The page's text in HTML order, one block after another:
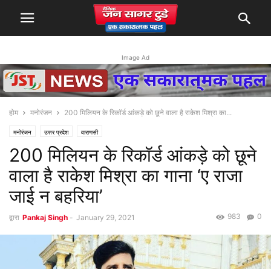
Image Ad
होम मनोरंजन 200 मिलियन के रिकॉर्ड आंकड़े को छूने वाला है राकेश मिश्रा का...
मनोरंजन उत्तर प्रदेश वाराणसी
200 मिलियन के रिकॉर्ड आंकड़े को छूने
वाला है राकेश मिश्रा का गाना ‘ए राजा
जाई न बहरिया’
द्वारा Pankaj Singh - January 29, 2021 0
983